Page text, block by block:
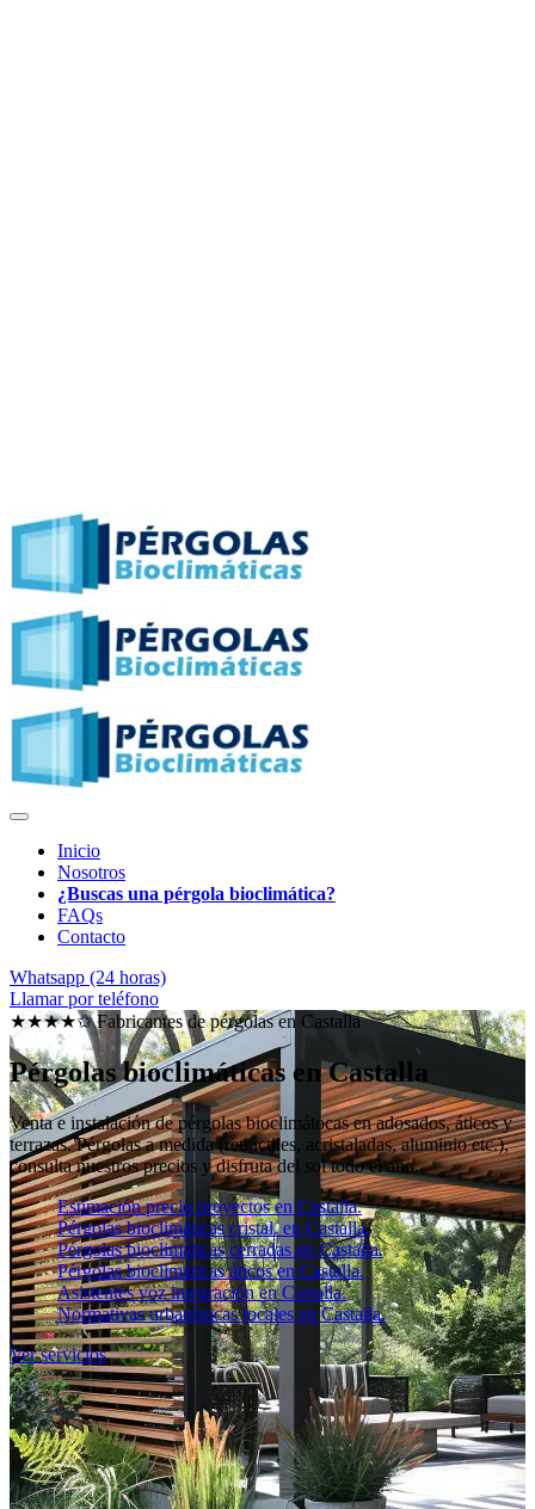
Inicio
Nosotros
¿Buscas una pérgola bioclimática?
FAQs
Contacto
Whatsapp (24 horas)
Llamar por teléfono
★★★★✩ Fabricantes de pérgolas en Castalla
Pérgolas bioclimáticas en Castalla
Venta e instalación de pérgolas bioclimátocas en adosados, áticos y
terrazas. Pérgolas a medida (retráctiles, acristaladas, aluminio etc.),
consulta nuestros precios y disfruta del sol todo el año.
Estimación precio proyectos en Castalla.
Pérgolas bioclimáticas cristal. en Castalla.
Pérgolas bioclimáticas cerradas en Castalla.
Pérgolas bioclimáticas áticos en Castalla.
Asistentes voz integración en Castalla.
Normativas urbanísticas locales en Castalla.
Ver servicios